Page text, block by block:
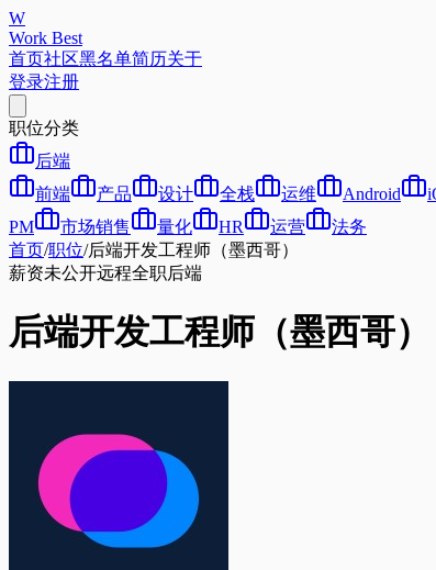
W
Work Best
首页社区黑名单简历关于
登录注册
职位分类
后端
前端
产品 设计 全栈 运维 Android
PM
市场销售 量化 HR 运营
法务
首页/职位/后端开发工程师（墨西哥）
薪资未公开远程全职后端
后端开发工程师（墨西哥）